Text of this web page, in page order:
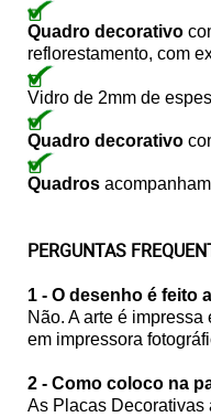
Quadro decorativo
reflorestamento, com
Vidro de 2mm de
Quadro decorativo
Quadros
PERGUNTAS
1 - O desenho é feito
Não. A arte é
em impressora
2 - Como coloco na
As Placas Decorativas